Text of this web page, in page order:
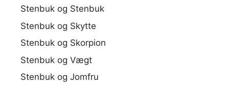
Stenbuk og Stenbuk
Stenbuk og Skytte
Stenbuk og Skorpion
Stenbuk og Vægt
Stenbuk og Jomfru